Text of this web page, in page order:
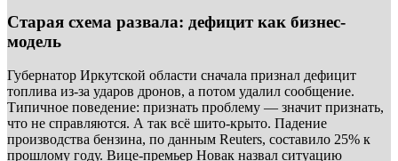
Старая схема развала: дефицит как бизнес-
модель
Губернатор Иркутской области сначала признал дефицит
топлива из-за ударов дронов, а потом удалил сообщение.
Типичное поведение: признать проблему — значит признать,
что не справляются. А так всё шито-крыто. Падение
производства бензина, по данным Reuters, составило 25% к
прошлому году. Вице-премьер Новак назвал ситуацию